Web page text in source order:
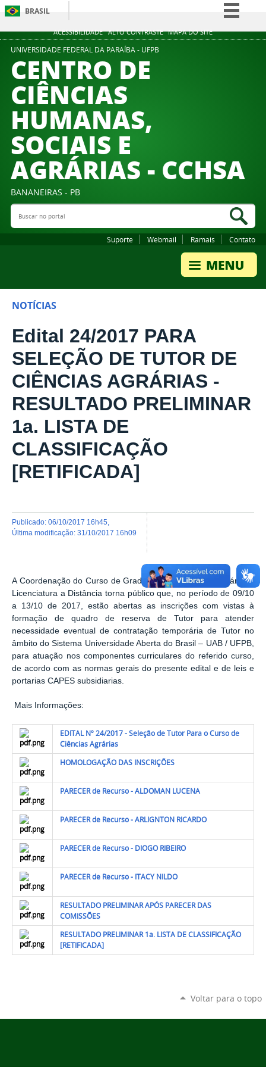
ACESSIBILIDADE ALTO CONTRASTE MAPA DO SITE
BRASIL
Simplifique!
UNIVERSIDADE FEDERAL DA PARAÍBA - UFPB
CENTRO DE
CIÊNCIAS
HUMANAS,
SOCIAIS E
AGRÁRIAS - CCHSA
BANANEIRAS - PB
Buscar no portal
Suporte Webmail Ramais Contato
NOTÍCIAS
Edital 24/2017 PARA
SELEÇÃO DE TUTOR DE
CIÊNCIAS AGRÁRIAS -
RESULTADO PRELIMINAR
1a. LISTA DE
CLASSIFICAÇÃO
[RETIFICADA]
publicado: 06/10/2017 16h45
última modificação: 31/10/2017 16h09
A Coordenação do Curso de Graduação em Ciências Agrárias -
Licenciatura a Distância torna público que, no período de 09/10
a 13/10 de 2017, estão abertas as inscrições com vistas à
formação de quadro de reserva de Tutor para atender
necessidade eventual de contratação temporária de Tutor no
âmbito do Sistema Universidade Aberta do Brasil – UAB / UFPB,
para atuação nos componentes curriculares do referido curso,
de acordo com as normas gerais do presente edital e de leis e
portarias CAPES subsidiarias.
Mais Informações:
EDITAL Nº 24/2017 - Seleção de Tutor Para o Curso de
Ciências Agrárias
HOMOLOGAÇÃO DAS INSCRIÇÕES
PARECER de Recurso - ALDOMAN LUCENA
PARECER de Recurso - ARLIGNTON RICARDO
PARECER de Recurso - DIOGO RIBEIRO
PARECER de Recurso - ITACY NILDO
RESULTADO PRELIMINAR APÓS PARECER DAS
COMISSÕES
RESULTADO PRELIMINAR 1a. LISTA DE CLASSIFICAÇÃO
[RETIFICADA]
Voltar para o topo